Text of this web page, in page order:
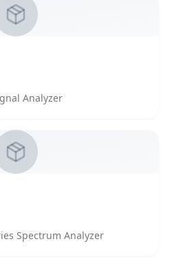
Analyzer
Spectrum Analyzer